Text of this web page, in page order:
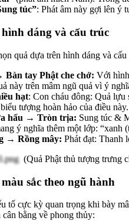
túc”: Phát âm này gợi lên ý
dáng và cấu trúc
quả dựa trên hình dáng và
tay Phật che chở: Với
này trên mâm ngũ quả vì ý
hạt: Con cháu đông: Quả lựu
tượng hoàn hảo của điều này.
hấu → Tròn trịa: Sung túc &
ý nghĩa thêm một lớp: “xanh
→ Rồng mây: Phát đạt: Thanh
(Quả Phật thủ tượng trưng
sắc theo ngũ hành
tố cực kỳ quan trọng khi bày
bằng về phong thủy: